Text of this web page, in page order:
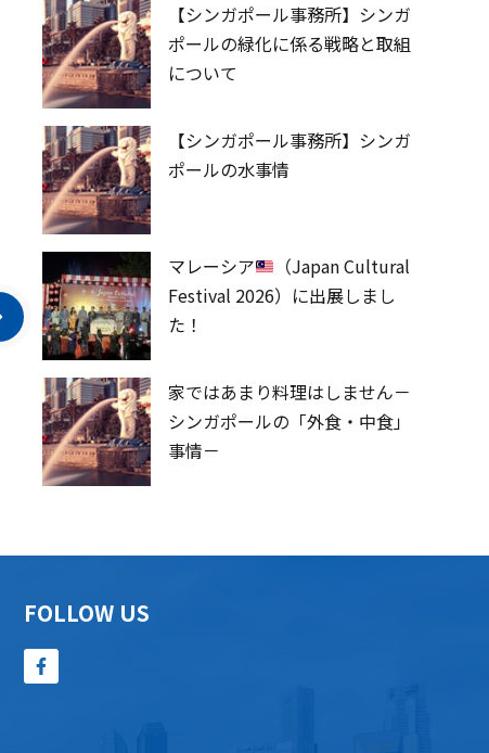
【シンガポール事務所】シンガ
ポールの緑化に係る戦略と取組
について
【シンガポール事務所】シンガ
ポールの水事情
マレーシア
（Japan Cultural
Festival 2026）に出展しまし
た！
家ではあまり料理はしません－
シンガポールの「外食・中食」
事情－
FOLLOW US